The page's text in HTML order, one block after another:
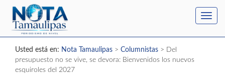
Usted está en: Nota Tamaulipas > Columnistas > Del
presupuesto no se vive, se devora: Bienvenidos los nuevos
esquiroles del 2027